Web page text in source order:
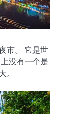
市。 它是世
没有一个是
。